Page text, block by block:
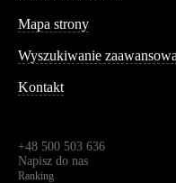
Mapa strony
Wyszukiwanie
Kontakt
+48 500 503 636
Napisz do nas
Ranking